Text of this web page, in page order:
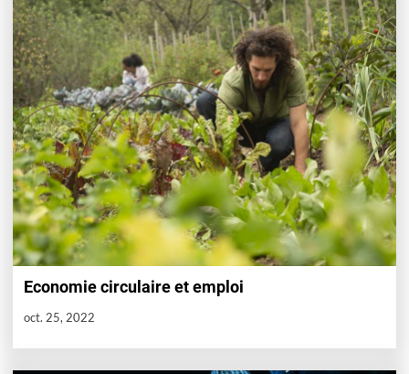
Economie circulaire et emploi
oct. 25, 2022